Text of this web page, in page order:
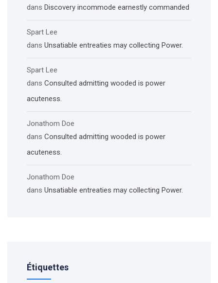
dans Discovery incommode earnestly commanded
Spart Lee
dans Unsatiable entreaties may collecting Power.
Spart Lee
dans Consulted admitting wooded is power
acuteness.
Jonathom Doe
dans Consulted admitting wooded is power
acuteness.
Jonathom Doe
dans Unsatiable entreaties may collecting Power.
Étiquettes